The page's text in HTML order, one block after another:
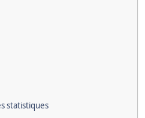
statistiques